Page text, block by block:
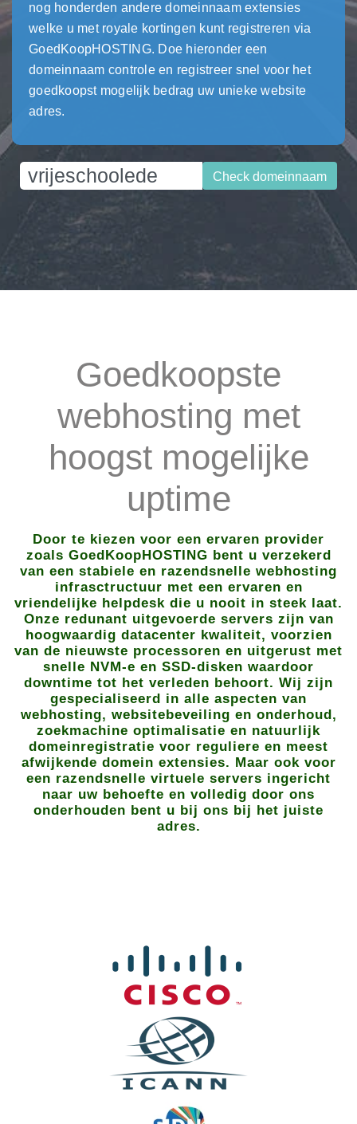
nog honderden andere domeinnaam extensies
welke u met royale kortingen kunt registreren via
GoedKoopHOSTING. Doe hieronder een
domeinnaam controle en registreer snel voor het
goedkoopst mogelijk bedrag uw unieke website
adres.
Check domeinnaam
Goedkoopste
webhosting met
hoogst mogelijke
uptime
Door te kiezen voor een ervaren provider
zoals GoedKoopHOSTING bent u verzekerd
van een stabiele en razendsnelle webhosting
infrasctructuur met een ervaren en
vriendelijke helpdesk die u nooit in steek laat.
Onze redunant uitgevoerde servers zijn van
hoogwaardig datacenter kwaliteit, voorzien
van de nieuwste processoren en uitgerust met
snelle NVM-e en SSD-disken waardoor
downtime tot het verleden behoort. Wij zijn
gespecialiseerd in alle aspecten van
webhosting, websitebeveiling en onderhoud,
zoekmachine optimalisatie en natuurlijk
domeinregistratie voor reguliere en meest
afwijkende domein extensies. Maar ook voor
een razendsnelle virtuele servers ingericht
naar uw behoefte en volledig door ons
onderhouden bent u bij ons bij het juiste
adres.